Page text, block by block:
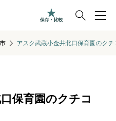

保存・比較
アスク武蔵小金井北口保育園のクチ
保育園のクチコ